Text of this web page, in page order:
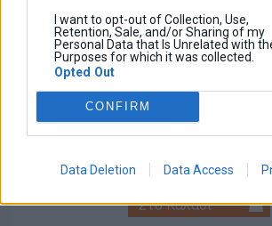
I want to opt-out of Collection, Use,
Retention, Sale, and/or Sharing of my
Personal Data that Is Unrelated with
Purposes for which it was collected.
Opted Out
CONFIRM
Data Deletion Data Access
Ρελε - Ασφαλειοθήκη
Βασική τιμή με ΦΠΑ:
Έκπτωση:
Τιμή / Κιλά :